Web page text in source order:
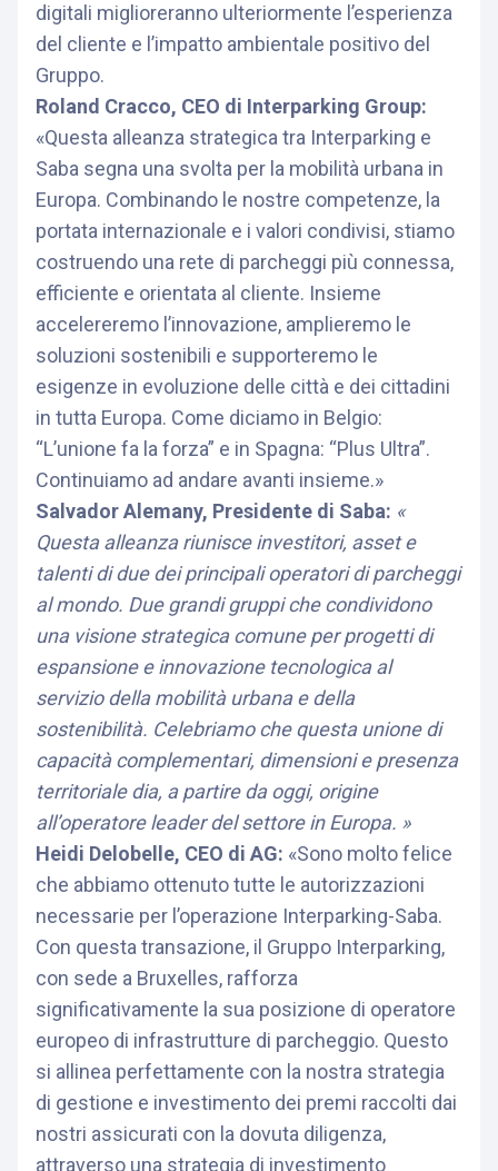
digitali miglioreranno ulteriormente l’esperienza
del cliente e l’impatto ambientale positivo del
Gruppo.
Roland Cracco, CEO di Interparking Group:
«Questa alleanza strategica tra Interparking e
Saba segna una svolta per la mobilità urbana in
Europa. Combinando le nostre competenze, la
portata internazionale e i valori condivisi, stiamo
costruendo una rete di parcheggi più connessa,
efficiente e orientata al cliente. Insieme
accelereremo l’innovazione, amplieremo le
soluzioni sostenibili e supporteremo le
esigenze in evoluzione delle città e dei cittadini
in tutta Europa. Come diciamo in Belgio:
“L’unione fa la forza” e in Spagna: “Plus Ultra”.
Continuiamo ad andare avanti insieme.»
Salvador Alemany, Presidente di Saba: «
Questa alleanza riunisce investitori, asset e
talenti di due dei principali operatori di parcheggi
al mondo. Due grandi gruppi che condividono
una visione strategica comune per progetti di
espansione e innovazione tecnologica al
servizio della mobilità urbana e della
sostenibilità. Celebriamo che questa unione di
capacità complementari, dimensioni e presenza
territoriale dia, a partire da oggi, origine
all’operatore leader del settore in Europa. »
Heidi Delobelle, CEO di AG: «Sono molto felice
che abbiamo ottenuto tutte le autorizzazioni
necessarie per l’operazione Interparking-Saba.
Con questa transazione, il Gruppo Interparking,
con sede a Bruxelles, rafforza
significativamente la sua posizione di operatore
europeo di infrastrutture di parcheggio. Questo
si allinea perfettamente con la nostra strategia
di gestione e investimento dei premi raccolti dai
nostri assicurati con la dovuta diligenza,
attraverso una strategia di investimento